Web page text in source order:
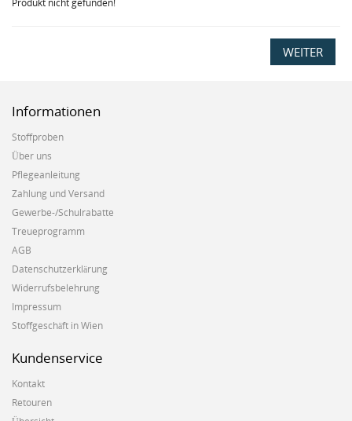
Produkt nicht gefunden!
WEITER
Informationen
Stoffproben
Über uns
Pflegeanleitung
Zahlung und Versand
Gewerbe-/Schulrabatte
Treueprogramm
AGB
Datenschutzerklärung
Widerrufsbelehrung
Impressum
Stoffgeschäft in Wien
Kundenservice
Kontakt
Retouren